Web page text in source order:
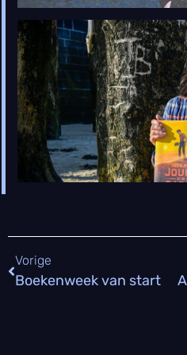
Vorige
Boekenweek van start